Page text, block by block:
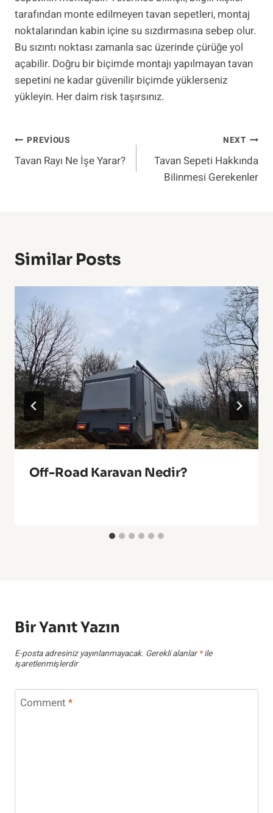
tarafından monte edilmeyen tavan sepetleri, montaj
noktalarından kabin içine su sızdırmasına sebep olur.
Bu sızıntı noktası zamanla sac üzerinde çürüğe yol
açabilir. Doğru bir biçimde montajı yapılmayan tavan
sepetini ne kadar güvenilir biçimde yüklerseniz
yükleyin. Her daim risk taşırsınız.
Yazı
Gezinmesi
PREVIOUS
Tavan Rayı Ne İşe Yarar?
NEXT
Tavan Sepeti Hakkında
Bilinmesi Gerekenler
Similar Posts
Off-Road Karavan Nedir?
Bir Yanıt Yazın
E-posta adresiniz yayınlanmayacak. Gerekli alanlar *ile
işaretlenmişlerdir
Comment *